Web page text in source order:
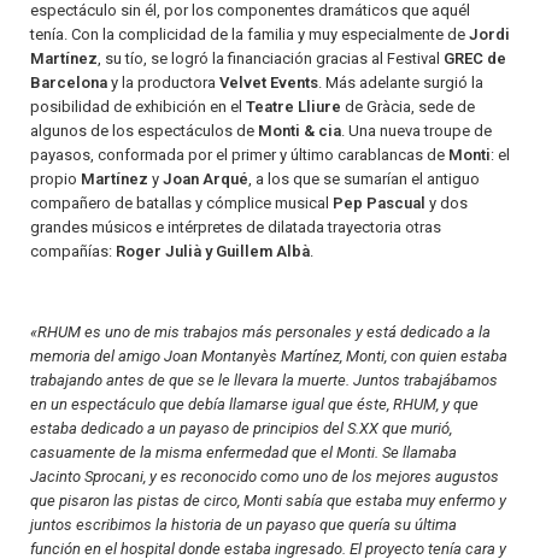
espectáculo sin él, por los componentes dramáticos que aquél
tenía. Con la complicidad de la familia y muy especialmente de Jordi
Martínez, su tío, se logró la financiación gracias al Festival GREC de
Barcelona y la productora Velvet Events. Más adelante surgió la
posibilidad de exhibición en el Teatre Lliure de Gràcia, sede de
algunos de los espectáculos de Monti & cia. Una nueva troupe de
payasos, conformada por el primer y último carablancas de Monti: el
propio Martínez y Joan Arqué, a los que se sumarían el antiguo
compañero de batallas y cómplice musical Pep Pascual y dos
grandes músicos e intérpretes de dilatada trayectoria otras
compañías: Roger Julià y Guillem Albà.
«RHUM es uno de mis trabajos más personales y está dedicado a la
memoria del amigo Joan Montanyès Martínez, Monti, con quien estaba
trabajando antes de que se le llevara la muerte. Juntos trabajábamos
en un espectáculo que debía llamarse igual que éste, RHUM, y que
estaba dedicado a un payaso de principios del S.XX que murió,
casuamente de la misma enfermedad que el Monti. Se llamaba
Jacinto Sprocani, y es reconocido como uno de los mejores augustos
que pisaron las pistas de circo, Monti sabía que estaba muy enfermo y
juntos escribimos la historia de un payaso que quería su última
función en el hospital donde estaba ingresado. El proyecto tenía cara y